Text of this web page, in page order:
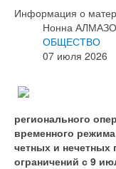
Информация о
Нонна
ОБЩЕСТВО
07 июля 2026
регионального
временного
четных и
ограничений с 9